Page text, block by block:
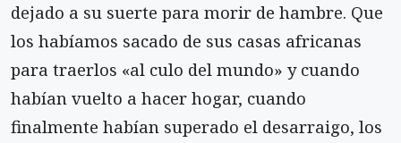
dejado a su suerte para morir de hambre. Que
los habíamos sacado de sus casas africanas
para traerlos «al culo del mundo» y cuando
habían vuelto a hacer hogar, cuando
finalmente habían superado el desarraigo, los